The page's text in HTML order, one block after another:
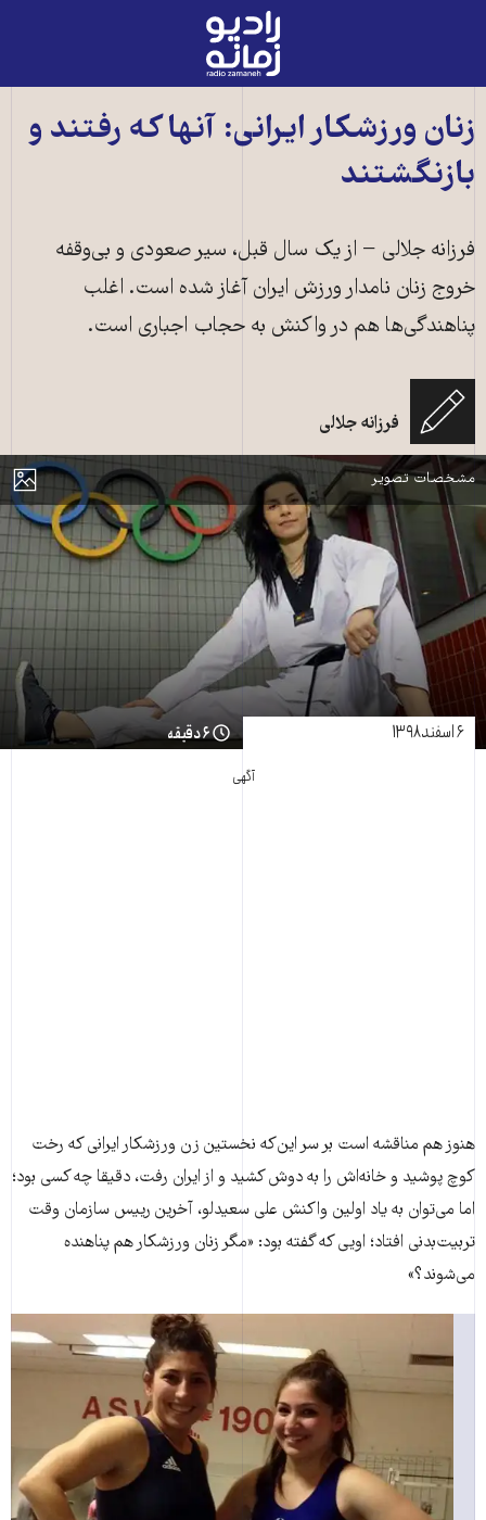
رادیو
زمانه
صفحه
زنان ورزشکار ایرانی: آنها که رفتند و
بازنگشتند
فرزانه جلالی − از یک سال قبل، سیر صعودی و بی‌وقفه
خروج زنان نامدار ورزش ایران آغاز شده است. اغلب
پناهندگی‌ها هم در واکنش به حجاب اجباری است.
فرزانه جلالی
نمایش
مشخصات تصویر
راحله آسمانی، تکواندوکاری که به بلژیک پماهنده شد
۶ اسفند ۱۳۹۸ ۶ دقیقه
آگهی
هنوز هم مناقشه است بر سر این‌که نخستین زن ورزشکار ایرانی که رخت
کوچ پوشید و خانه‌اش را به دوش کشید و از ایران رفت، دقیقا چه کسی بود؛
اما می‌توان به یاد اولین واکنش علی سعیدلو، آخرین رییس سازمان وقت
تربیت‌بدنی افتاد؛ اویی که گفته بود: «مگر زنان ورزشکار هم پناهنده
می‌شوند؟»